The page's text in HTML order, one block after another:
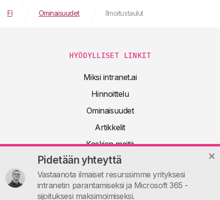
Pidetään yhteyttä
Vastaanota ilmaiset resurssimme yrityksesi
intranetin parantamiseksi ja Microsoft 365 -
sijoituksesi maksimoimiseksi.
FI Ominaisuudet Ilmoitustaulut
HYÖDYLLISET LINKIT
Miksi intranet.ai
Hinnoittelu
Ominaisuudet
Artikkelit
Koskien meitä
Tekninen dokumentaatio
UKK
Ota yhteyttä